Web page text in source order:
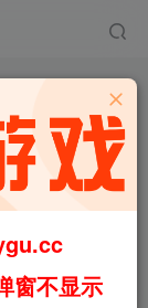
们/我和夏天
Mtool AI汉化
106
窗不显示